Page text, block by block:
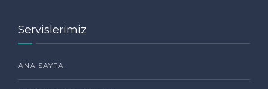
Servislerimiz
ANA SAYFA